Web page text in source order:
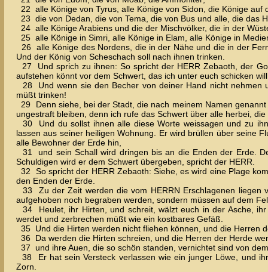
22 alle Könige von Tyrus, alle Könige von Sidon, die Könige auf
23 die von Dedan, die von Tema, die von Bus und alle, die das
24 alle Könige Arabiens und die der Mischvölker, die in der
25 alle Könige in Simri, alle Könige in Elam, alle Könige in
26 alle Könige des Nordens, die in der Nähe und die in der
Und der König von Scheschach soll nach ihnen trinken.
27 Und sprich zu ihnen: So spricht der HERR Zebaoth, der
aufstehen könnt vor dem Schwert, das ich unter euch schicken
28 Und wenn sie den Becher von deiner Hand nicht nehmen
müßt trinken!
29 Denn siehe, bei der Stadt, die nach meinem Namen
ungestraft bleiben, denn ich rufe das Schwert über alle herbei,
30 Und du sollst ihnen alle diese Worte weissagen und zu
lassen aus seiner heiligen Wohnung. Er wird brüllen über seine
alle Bewohner der Erde hin,
31 und sein Schall wird dringen bis an die Enden der Erde.
Schuldigen wird er dem Schwert übergeben, spricht der HERR.
32 So spricht der HERR Zebaoth: Siehe, es wird eine Plage
den Enden der Erde.
33 Zu der Zeit werden die vom HERRN Erschlagenen liegen
aufgehoben noch begraben werden, sondern müssen auf dem
34 Heulet, ihr Hirten, und schreit, wälzt euch in der Asche,
werdet und zerbrechen müßt wie ein kostbares Gefäß.
35 Und die Hirten werden nicht fliehen können, und die Herren
36 Da werden die Hirten schreien, und die Herren der Herde
37 und ihre Auen, die so schön standen, vernichtet sind von
38 Er hat sein Versteck verlassen wie ein junger Löwe, und
Zorn.